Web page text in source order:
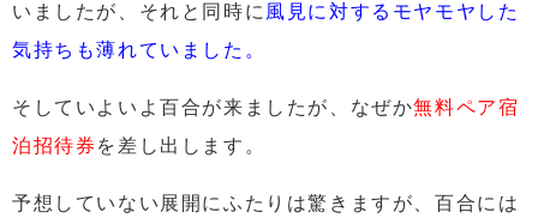
いましたが、それと同時に 風見に対するモヤモヤした
気持ちも薄れていました。
そしていよいよ百合が来ましたが、なぜか無料ペア宿
泊招待券 を差し出します。
予想していない展開にふたりは驚きますが、百合には